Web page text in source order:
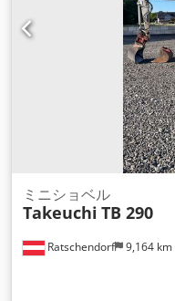
Ratschendorf 9,164 km
ミニショベル
Takeuchi TB 290